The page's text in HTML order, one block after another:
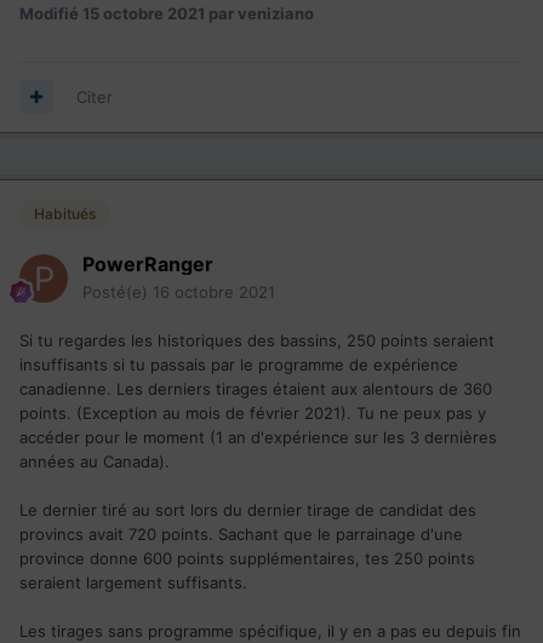
Modifié 15 octobre 2021 par veniziano
Citer
Habitués
PowerRanger
Posté(e) 16 octobre 2021
Si tu regardes les historiques des bassins, 250 points seraient
insuffisants si tu passais par le programme de expérience
canadienne. Les derniers tirages étaient aux alentours de 360
points. (Exception au mois de février 2021). Tu ne peux pas y
accéder pour le moment (1 an d'expérience sur les 3 dernières
années au Canada).
Le dernier tiré au sort lors du dernier tirage de candidat des
provincs avait 720 points. Sachant que le parrainage d'une
province donne 600 points supplémentaires, tes 250 points
seraient largement suffisants.
Les tirages sans programme spécifique, il y en a pas eu depuis fin